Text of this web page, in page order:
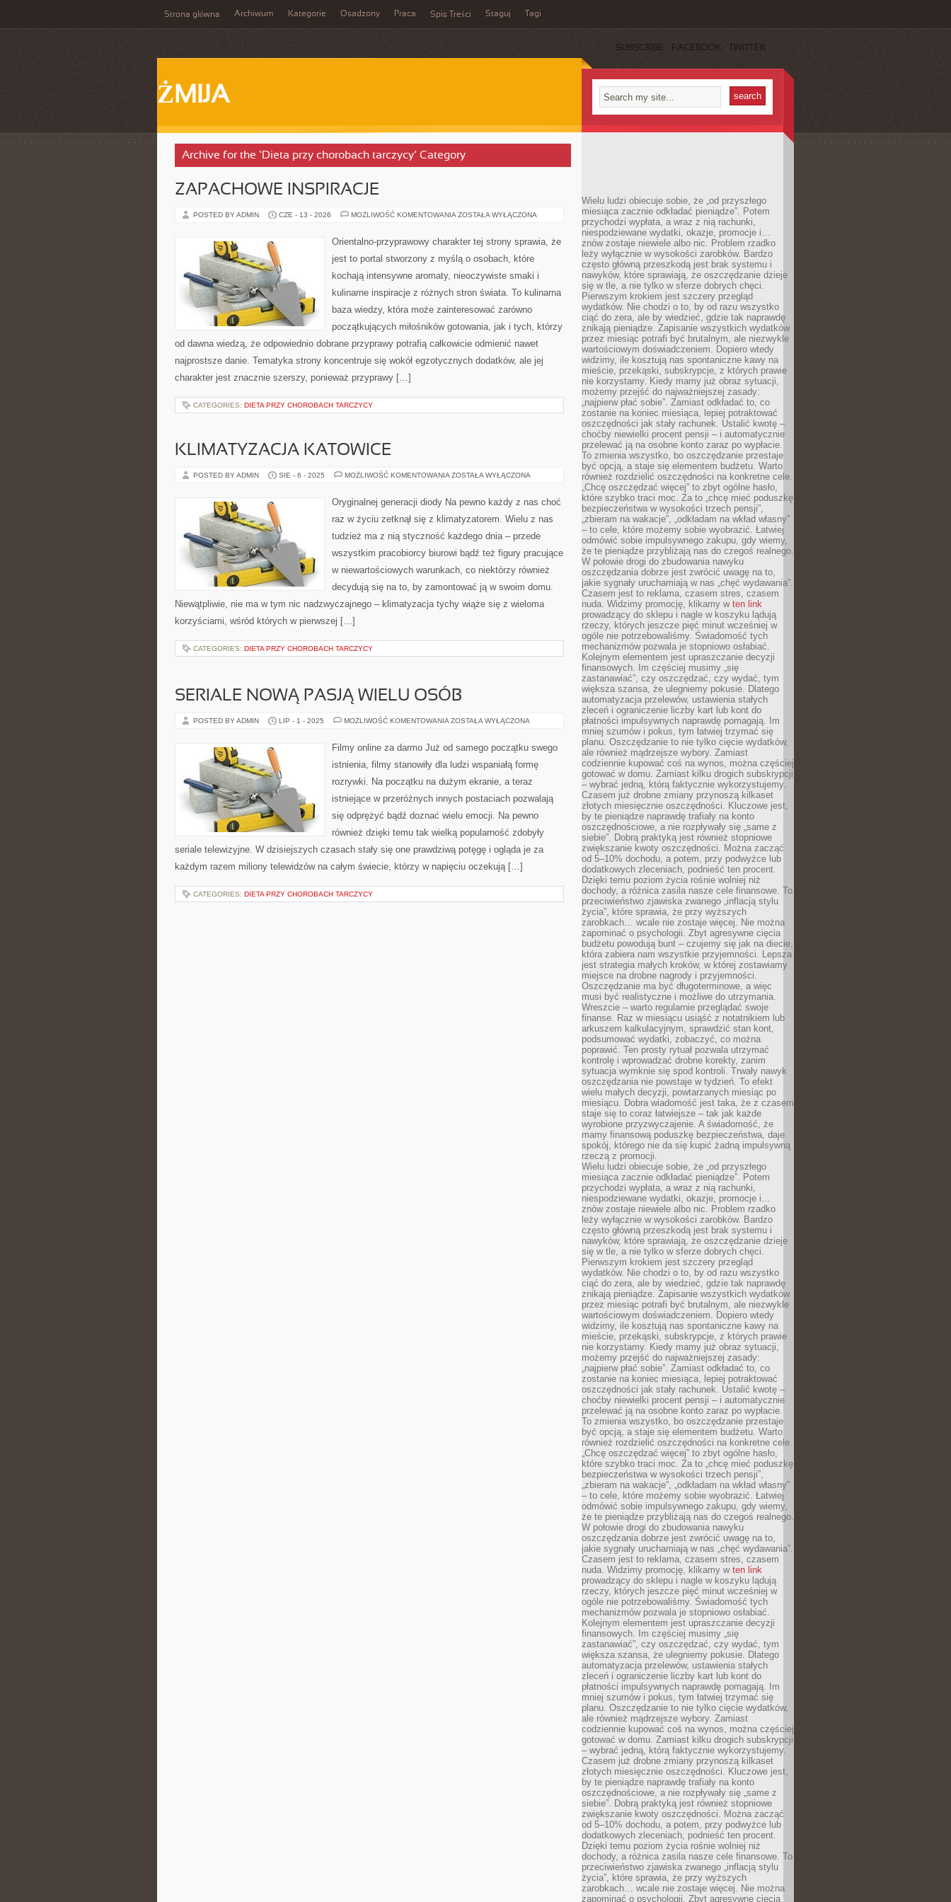
Strona główna Archiwum Kategorie Osadzony Praca Spis Treści Staguj Tagi
SUBSCRIBE FACEBOOK TWITTER
ŻMIJA
Archive for the ‘Dieta przy chorobach tarczycy’ Category
ZAPACHOWE INSPIRACJE
POSTED BY ADMIN CZE - 13 - 2026 MOŻLIWOŚĆ KOMENTOWANIA ZAPACHOWE
ZOSTAŁA WYŁĄCZONA
Orientalno-przyprawowy charakter tej strony sprawia, że
jest to portal stworzony z myślą o osobach, które
kochają intensywne aromaty, nieoczywiste smaki i
kulinarne inspiracje z różnych stron świata. To kulinarna
baza wiedzy, która może zainteresować zarówno
początkujących miłośników gotowania, jak i tych, którzy
od dawna wiedzą, że odpowiednio dobrane przyprawy potrafią całkowicie odmienić nawet
najprostsze danie. Tematyka strony koncentruje się wokół egzotycznych dodatków, ale jej
charakter jest znacznie szerszy, ponieważ przyprawy […]
CATEGORIES: DIETA PRZY CHOROBACH TARCZYCY
KLIMATYZACJA KATOWICE
POSTED BY ADMIN SIE - 6 - 2025 MOŻLIWOŚĆ KOMENTOWANIA KLIMATYZACJA
ZOSTAŁA WYŁĄCZONA
Oryginalnej generacji diody Na pewno każdy z nas choć
raz w życiu zetknął się z klimatyzatorem. Wielu z nas
tudzież ma z nią styczność każdego dnia – przede
wszystkim pracobiorcy biurowi bądź też figury pracujące
w niewartościowych warunkach, co niektórzy również
decydują się na to, by zamontować ją w swoim domu.
Niewątpliwie, nie ma w tym nic nadzwyczajnego – klimatyzacja tychy wiąże się z wieloma
korzyściami, wśród których w pierwszej […]
CATEGORIES: DIETA PRZY CHOROBACH TARCZYCY
SERIALE NOWĄ PASJĄ WIELU OSÓB
POSTED BY ADMIN LIP - 1 - 2025 MOŻLIWOŚĆ KOMENTOWANIA SERIALE
WIELU
OSÓB
ZOSTAŁA WYŁĄCZONA
Filmy online za darmo Już od samego początku swego
istnienia, filmy stanowiły dla ludzi wspaniałą formę
rozrywki. Na początku na dużym ekranie, a teraz
istniejące w przeróżnych innych postaciach pozwalają
się odprężyć bądź doznać wielu emocji. Na pewno
również dzięki temu tak wielką popularność zdobyły
seriale telewizyjne. W dzisiejszych czasach stały się one prawdziwą potęgę i ogląda je za
każdym razem miliony telewidzów na całym świecie, którzy w napięciu oczekują […]
CATEGORIES: DIETA PRZY CHOROBACH TARCZYCY
Wielu ludzi obiecuje sobie, że „od przyszłego
miesiąca zacznie odkładać pieniądze”. Potem
przychodzi wypłata, a wraz z nią rachunki,
niespodziewane wydatki, okazje, promocje i…
znów zostaje niewiele albo nic. Problem rzadko
leży wyłącznie w wysokości zarobków. Bardzo
często główną przeszkodą jest brak systemu i
nawyków, które sprawiają, że oszczędzanie dzieje
się w tle, a nie tylko w sferze dobrych chęci.
Pierwszym krokiem jest szczery przegląd
wydatków. Nie chodzi o to, by od razu wszystko
ciąć do zera, ale by wiedzieć, gdzie tak naprawdę
znikają pieniądze. Zapisanie wszystkich wydatków
przez miesiąc potrafi być brutalnym, ale niezwykle
wartościowym doświadczeniem. Dopiero wtedy
widzimy, ile kosztują nas spontaniczne kawy na
mieście, przekąski, subskrypcje, z których prawie
nie korzystamy. Kiedy mamy już obraz sytuacji,
możemy przejść do najważniejszej zasady:
„najpierw płać sobie”. Zamiast odkładać to, co
zostanie na koniec miesiąca, lepiej potraktować
oszczędności jak stały rachunek. Ustalić kwotę –
choćby niewielki procent pensji – i automatycznie
przelewać ją na osobne konto zaraz po wypłacie.
To zmienia wszystko, bo oszczędzanie przestaje
być opcją, a staje się elementem budżetu. Warto
również rozdzielić oszczędności na konkretne cele.
„Chcę oszczędzać więcej” to zbyt ogólne hasło,
które szybko traci moc. Za to „chcę mieć poduszkę
bezpieczeństwa w wysokości trzech pensji”,
„zbieram na wakacje”, „odkładam na wkład własny”
– to cele, które możemy sobie wyobrazić. Łatwiej
odmówić sobie impulsywnego zakupu, gdy wiemy,
że te pieniądze przybliżają nas do czegoś realnego.
W połowie drogi do zbudowania nawyku
oszczędzania dobrze jest zwrócić uwagę na to,
jakie sygnały uruchamiają w nas „chęć wydawania”.
Czasem jest to reklama, czasem stres, czasem
nuda. Widzimy promocję, klikamy w ten link
prowadzący do sklepu i nagle w koszyku lądują
rzeczy, których jeszcze pięć minut wcześniej w
ogóle nie potrzebowaliśmy. Świadomość tych
mechanizmów pozwala je stopniowo osłabiać.
Kolejnym elementem jest upraszczanie decyzji
finansowych. Im częściej musimy „się
zastanawiać”, czy oszczędzać, czy wydać, tym
większa szansa, że ulegniemy pokusie. Dlatego
automatyzacja przelewów, ustawienia stałych
zleceń i ograniczenie liczby kart lub kont do
płatności impulsywnych naprawdę pomagają. Im
mniej szumów i pokus, tym łatwiej trzymać się
planu. Oszczędzanie to nie tylko cięcie wydatków,
ale również mądrzejsze wybory. Zamiast
codziennie kupować coś na wynos, można częściej
gotować w domu. Zamiast kilku drogich subskrypcji
– wybrać jedną, którą faktycznie wykorzystujemy.
Czasem już drobne zmiany przynoszą kilkaset
złotych miesięcznie oszczędności. Kluczowe jest,
by te pieniądze naprawdę trafiały na konto
oszczędnościowe, a nie rozpływały się „same z
siebie”. Dobrą praktyką jest również stopniowe
zwiększanie kwoty oszczędności. Można zacząć
od 5–10% dochodu, a potem, przy podwyżce lub
dodatkowych zleceniach, podnieść ten procent.
Dzięki temu poziom życia rośnie wolniej niż
dochody, a różnica zasila nasze cele finansowe. To
przeciwieństwo zjawiska zwanego „inflacją stylu
życia”, które sprawia, że przy wyższych
zarobkach… wcale nie zostaje więcej. Nie można
zapominać o psychologii. Zbyt agresywne cięcia
budżetu powodują bunt – czujemy się jak na diecie,
która zabiera nam wszystkie przyjemności. Lepsza
jest strategia małych kroków, w której zostawiamy
miejsce na drobne nagrody i przyjemności.
Oszczędzanie ma być długoterminowe, a więc
musi być realistyczne i możliwe do utrzymania.
Wreszcie – warto regularnie przeglądać swoje
finanse. Raz w miesiącu usiąść z notatnikiem lub
arkuszem kalkulacyjnym, sprawdzić stan kont,
podsumować wydatki, zobaczyć, co można
poprawić. Ten prosty rytuał pozwala utrzymać
kontrolę i wprowadzać drobne korekty, zanim
sytuacja wymknie się spod kontroli. Trwały nawyk
oszczędzania nie powstaje w tydzień. To efekt
wielu małych decyzji, powtarzanych miesiąc po
miesiącu. Dobra wiadomość jest taka, że z czasem
staje się to coraz łatwiejsze – tak jak każde
wyrobione przyzwyczajenie. A świadomość, że
mamy finansową poduszkę bezpieczeństwa, daje
spokój, którego nie da się kupić żadną impulsywną
rzeczą z promocji.
Wielu ludzi obiecuje sobie, że „od przyszłego
miesiąca zacznie odkładać pieniądze”. Potem
przychodzi wypłata, a wraz z nią rachunki,
niespodziewane wydatki, okazje, promocje i…
znów zostaje niewiele albo nic. Problem rzadko
leży wyłącznie w wysokości zarobków. Bardzo
często główną przeszkodą jest brak systemu i
nawyków, które sprawiają, że oszczędzanie dzieje
się w tle, a nie tylko w sferze dobrych chęci.
Pierwszym krokiem jest szczery przegląd
wydatków. Nie chodzi o to, by od razu wszystko
ciąć do zera, ale by wiedzieć, gdzie tak naprawdę
znikają pieniądze. Zapisanie wszystkich wydatków
przez miesiąc potrafi być brutalnym, ale niezwykle
wartościowym doświadczeniem. Dopiero wtedy
widzimy, ile kosztują nas spontaniczne kawy na
mieście, przekąski, subskrypcje, z których prawie
nie korzystamy. Kiedy mamy już obraz sytuacji,
możemy przejść do najważniejszej zasady:
„najpierw płać sobie”. Zamiast odkładać to, co
zostanie na koniec miesiąca, lepiej potraktować
oszczędności jak stały rachunek. Ustalić kwotę –
choćby niewielki procent pensji – i automatycznie
przelewać ją na osobne konto zaraz po wypłacie.
To zmienia wszystko, bo oszczędzanie przestaje
być opcją, a staje się elementem budżetu. Warto
również rozdzielić oszczędności na konkretne cele.
„Chcę oszczędzać więcej” to zbyt ogólne hasło,
które szybko traci moc. Za to „chcę mieć poduszkę
bezpieczeństwa w wysokości trzech pensji”,
„zbieram na wakacje”, „odkładam na wkład własny”
– to cele, które możemy sobie wyobrazić. Łatwiej
odmówić sobie impulsywnego zakupu, gdy wiemy,
że te pieniądze przybliżają nas do czegoś realnego.
W połowie drogi do zbudowania nawyku
oszczędzania dobrze jest zwrócić uwagę na to,
jakie sygnały uruchamiają w nas „chęć wydawania”.
Czasem jest to reklama, czasem stres, czasem
nuda. Widzimy promocję, klikamy w ten link
prowadzący do sklepu i nagle w koszyku lądują
rzeczy, których jeszcze pięć minut wcześniej w
ogóle nie potrzebowaliśmy. Świadomość tych
mechanizmów pozwala je stopniowo osłabiać.
Kolejnym elementem jest upraszczanie decyzji
finansowych. Im częściej musimy „się
zastanawiać”, czy oszczędzać, czy wydać, tym
większa szansa, że ulegniemy pokusie. Dlatego
automatyzacja przelewów, ustawienia stałych
zleceń i ograniczenie liczby kart lub kont do
płatności impulsywnych naprawdę pomagają. Im
mniej szumów i pokus, tym łatwiej trzymać się
planu. Oszczędzanie to nie tylko cięcie wydatków,
ale również mądrzejsze wybory. Zamiast
codziennie kupować coś na wynos, można częściej
gotować w domu. Zamiast kilku drogich subskrypcji
– wybrać jedną, którą faktycznie wykorzystujemy.
Czasem już drobne zmiany przynoszą kilkaset
złotych miesięcznie oszczędności. Kluczowe jest,
by te pieniądze naprawdę trafiały na konto
oszczędnościowe, a nie rozpływały się „same z
siebie”. Dobrą praktyką jest również stopniowe
zwiększanie kwoty oszczędności. Można zacząć
od 5–10% dochodu, a potem, przy podwyżce lub
dodatkowych zleceniach, podnieść ten procent.
Dzięki temu poziom życia rośnie wolniej niż
dochody, a różnica zasila nasze cele finansowe. To
przeciwieństwo zjawiska zwanego „inflacją stylu
życia”, które sprawia, że przy wyższych
zarobkach… wcale nie zostaje więcej. Nie można
zapominać o psychologii. Zbyt agresywne cięcia